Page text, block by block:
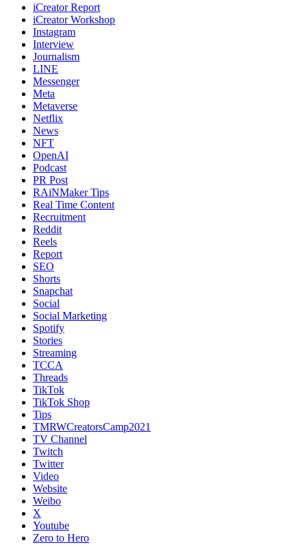
iCreator Report
iCreator Workshop
Instagram
Interview
Journalism
LINE
Messenger
Meta
Metaverse
Netflix
News
NFT
OpenAI
Podcast
PR Post
RAiNMaker Tips
Real Time Content
Recruitment
Reddit
Reels
Report
SEO
Shorts
Snapchat
Social
Social Marketing
Spotify
Stories
Streaming
TCCA
Threads
TikTok
TikTok Shop
Tips
TMRWCreatorsCamp2021
TV Channel
Twitch
Twitter
Video
Website
Weibo
X
Youtube
Zero to Hero